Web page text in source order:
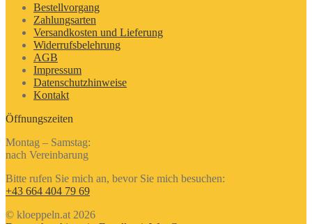
Bestellvorgang
Zahlungsarten
Versandkosten und Lieferung
Widerrufsbelehrung
AGB
Impressum
Datenschutzhinweise
Kontakt
Öffnungszeiten
Montag – Samstag:
nach Vereinbarung
Bitte rufen Sie mich an, bevor Sie mich besuchen:
+43 664 404 79 69
© kloeppeln.at 2026